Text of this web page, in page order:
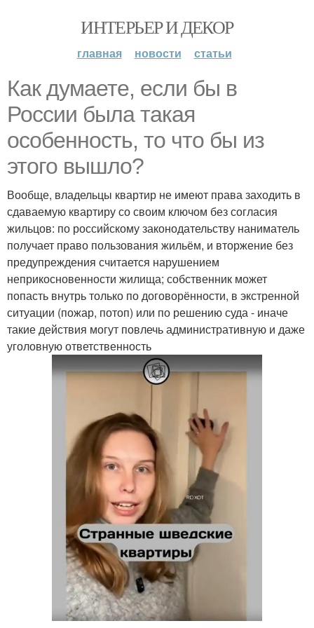
ИНТЕРЬЕР И ДЕКОР
главная новости статьи
Как думаете, если бы в
России была такая
особенность, то что бы из
этого вышло?
Вообще, владельцы квартир не имеют права заходить в
сдаваемую квартиру со своим ключом без согласия
жильцов: по российскому законодательству наниматель
получает право пользования жильём, и вторжение без
предупреждения считается нарушением
неприкосновенности жилища; собственник может
попасть внутрь только по договорённости, в экстренной
ситуации (пожар, потоп) или по решению суда - иначе
такие действия могут повлечь административную и даже
уголовную ответственность